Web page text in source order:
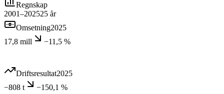
Regnskap
2001–202525 år
Omsetning2025
17,8 mill
−11,5 %
Driftsresultat2025
−808 t
−150,1 %